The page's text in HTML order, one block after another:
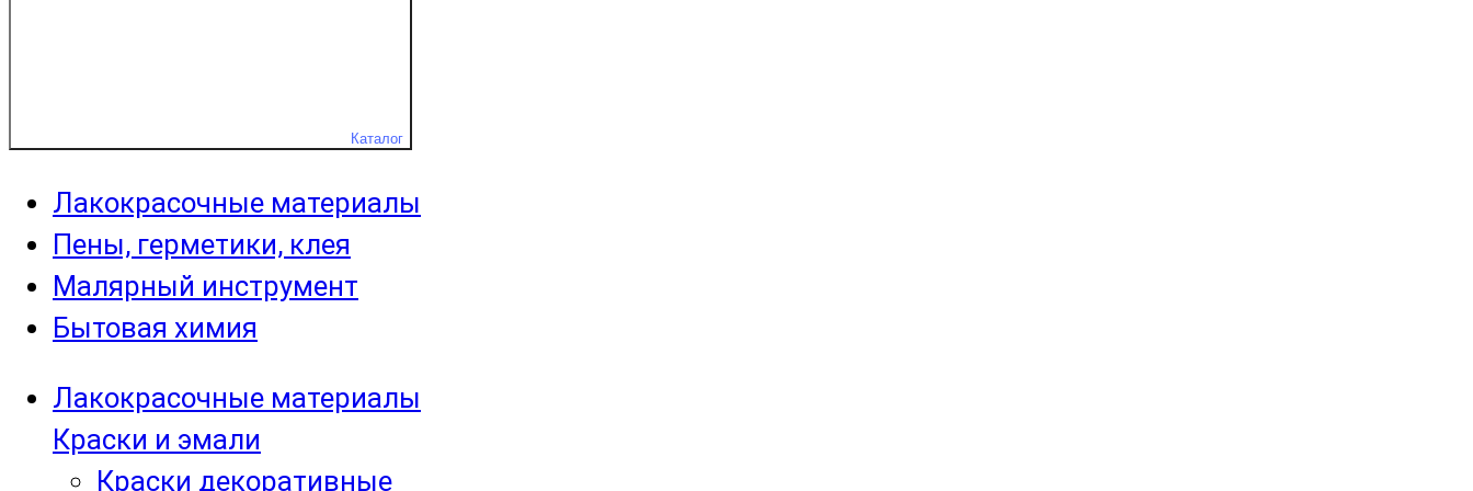
Каталог
Лакокрасочные материалы
Пены, герметики, клея
Малярный инструмент
Бытовая химия
Лакокрасочные материалы
Краски и эмали
Краски декоративные